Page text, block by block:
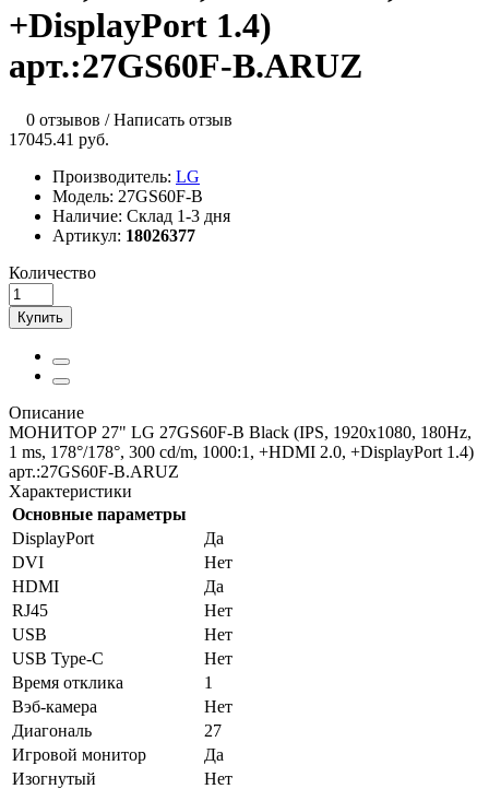
+DisplayPort 1.4)
арт.:27GS60F-B.ARUZ
0 отзывов /Написать отзыв
17045.41 руб.
Производитель: LG
Модель: 27GS60F-B
Наличие: Склад 1-3 дня
Артикул: 18026377
Количество
Купить
Описание
МОНИТОР 27" LG 27GS60F-B Black (IPS, 1920x1080, 180Hz,
1 ms, 178°/178°, 300 cd/m, 1000:1, +НDMI 2.0, +DisplayPort 1.4)
арт.:27GS60F-B.ARUZ
Характеристики
Основные параметры
DisplayPort
Да
DVI
Нет
HDMI
Да
RJ45
Нет
USB
Нет
USB Type-C
Нет
Время отклика
1
Вэб-камера
Нет
Диагональ
27
Игровой монитор
Да
Изогнутый
Нет